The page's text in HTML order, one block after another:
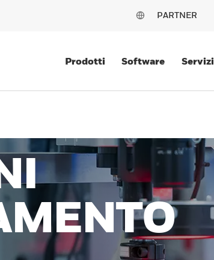
PARTNER
Prodotti Software Servizi